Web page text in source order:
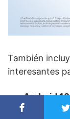
También
interesantes
Android